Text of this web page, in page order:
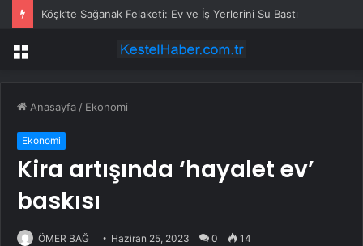
Köşk’te Sağanak Felaketi: Ev ve İş Yerlerini Su Bastı
Menü
Anasayfa / Ekonomi
Ekonomi
Kira artışında ‘hayalet ev’
baskısı
ÖMER BAĞ Haziran 25, 2023 0 14